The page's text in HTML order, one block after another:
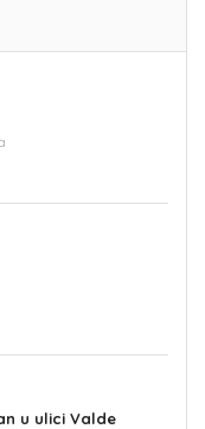
u ulici Valde